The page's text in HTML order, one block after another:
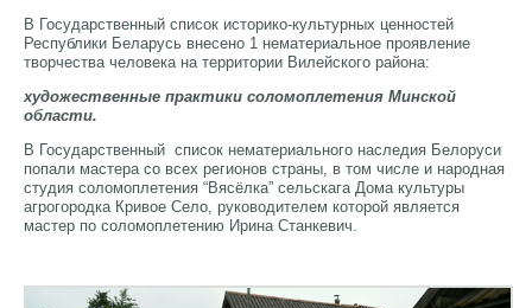
В Государственный список историко-культурных ценностей
Республики Беларусь внесено 1 нематериальное проявление
творчества человека на территории Вилейского района:
художественные практики соломоплетения Минской
области.
В Государственный список нематериального наследия Белоруси
попали мастера со всех регионов страны, в том числе и народная
студия соломоплетения “Вясёлка” сельскага Дома культуры
агрогородка Кривое Село, руководителем которой является
мастер по соломоплетению Ирина Станкевич.